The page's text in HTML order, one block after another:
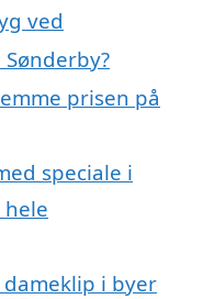
ved
prisen på
speciale i
i byer